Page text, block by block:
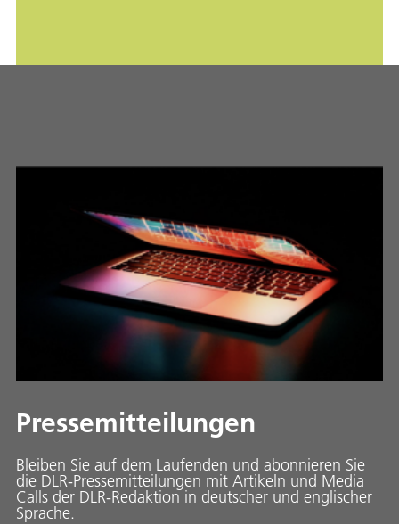
Pressemitteilungen
Bleiben Sie auf dem Laufenden und abonnieren Sie
die DLR-Pressemitteilungen mit Artikeln und Media
Calls der DLR-Redaktion in deutscher und englischer
Sprache.